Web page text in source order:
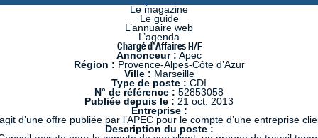
Le magazine
Le guide
L’annuaire web
L’agenda
Chargé d’Affaires H/F
Annonceur : Apec
Région : Provence-Alpes-Côte d’Azur
Ville : Marseille
Type de poste : CDI
N° de référence : 52853058
Publiée depuis le : 21 oct. 2013
Entreprise :
d’une offre publiée par l’APEC pour le compte d’une entreprise
Description du poste :